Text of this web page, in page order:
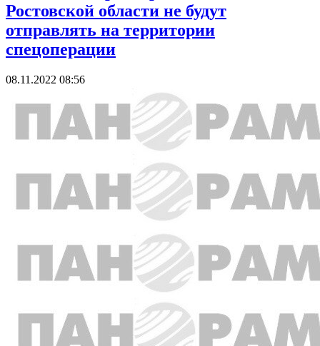
Ростовской области не будут
отправлять на территории
спецоперации
08.11.2022 08:56